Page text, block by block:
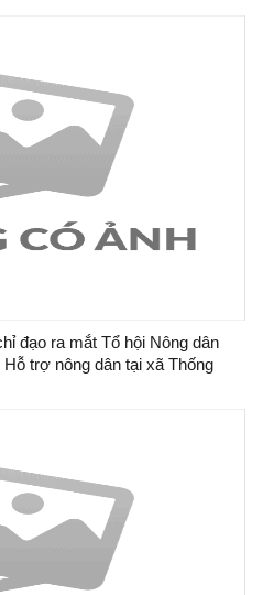
đạo ra mắt Tổ hội Nông dân
trợ nông dân tại xã Thống